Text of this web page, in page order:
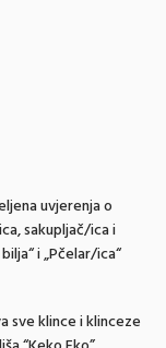
uvjerenja o
sakupljač/ica i
i „Pčelar/ica“
sve klince i klinceze